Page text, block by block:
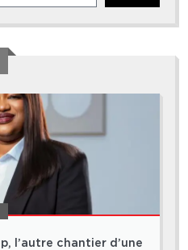
l’autre chantier d’une